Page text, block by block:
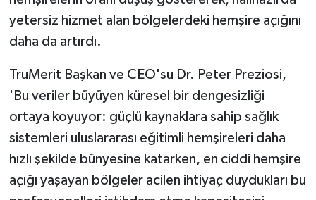
yetersiz hizmet alan bölgelerdeki hemşire açığını
daha da artırdı.
TruMerit Başkan ve CEO'su Dr. Peter Preziosi,
'Bu veriler büyüyen küresel bir dengesizliği
ortaya koyuyor: güçlü kaynaklara sahip sağlık
sistemleri uluslararası eğitimli hemşireleri daha
hızlı şekilde bünyesine katarken, en ciddi hemşire
açığı yaşayan bölgeler acilen ihtiyaç duydukları bu